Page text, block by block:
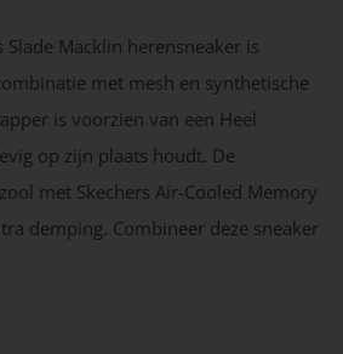
Slade Macklin herensneaker is
met mesh en synthetische
is voorzien van een Heel
op zijn plaats houdt. De
met Skechers Air-Cooled Memory
demping. Combineer deze sneaker